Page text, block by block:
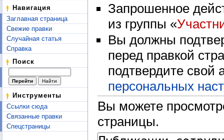
Навигация
Заглавная страница
Свежие правки
Случайная статья
Справка
Поиск
Инструменты
Ссылки сюда
Связанные правки
Спецстраницы
Запрошенное
из группы «
Вы должны
перед правкой
подтвердите свой
персональных
Вы можете
страницы.